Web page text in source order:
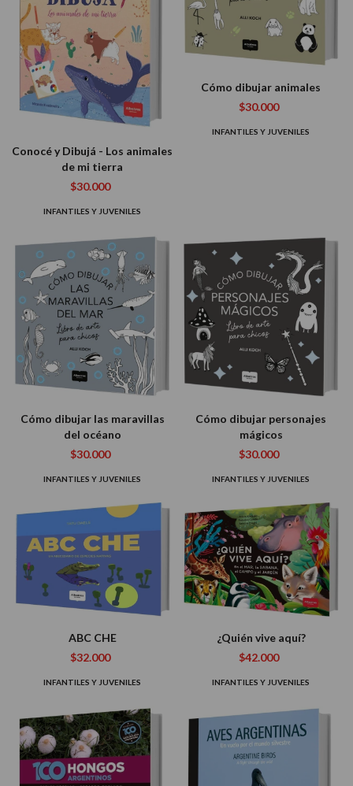
Conocé y Dibujá - Los animales
de mi tierra
$30.000
INFANTILES Y JUVENILES
Cómo dibujar animales
$30.000
INFANTILES Y JUVENILES
Cómo dibujar las maravillas
del océano
$30.000
INFANTILES Y JUVENILES
Cómo dibujar personajes
mágicos
$30.000
INFANTILES Y JUVENILES
ABC CHE
$32.000
INFANTILES Y JUVENILES
¿Quién vive aquí?
$42.000
INFANTILES Y JUVENILES